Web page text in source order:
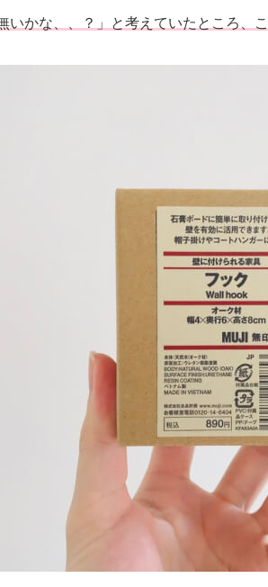
いかな、、？」と考えていたところ、